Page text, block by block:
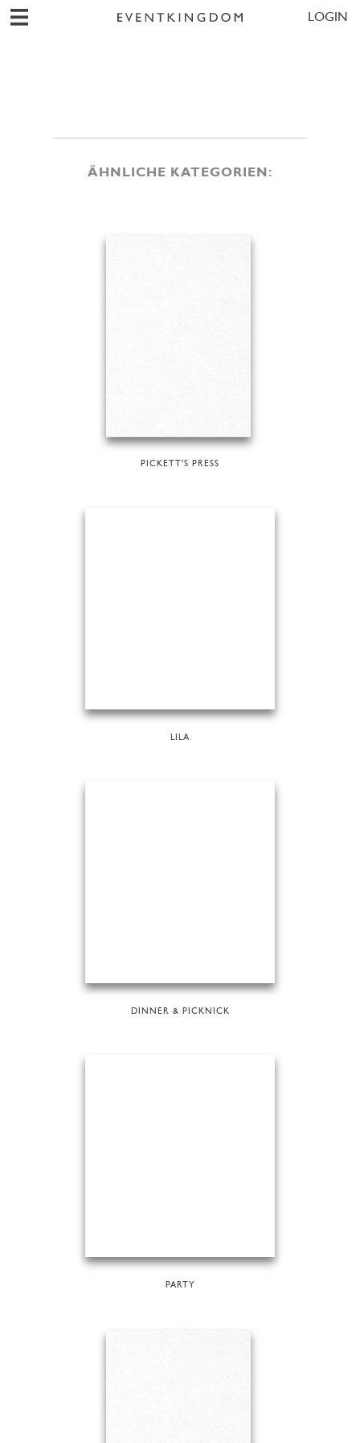
LOGIN
ÄHNLICHE KATEGORIEN:
PICKETT'S PRESS
LILA
DINNER & PICKNICK
PARTY